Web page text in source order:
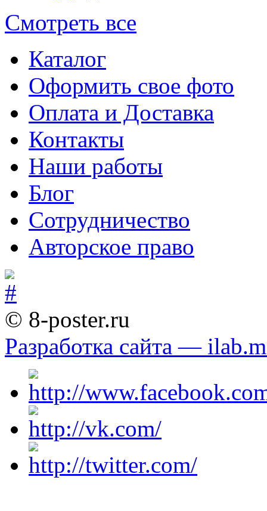
Смотреть все
Каталог
Оформить свое фото
Оплата и Доставка
Контакты
Наши работы
Блог
Сотрудничество
Авторское право
© 8-poster.ru
Разработка сайта —